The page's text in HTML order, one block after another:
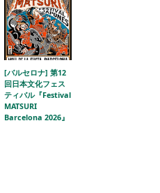
[バルセロナ] 第12
回日本文化フェス
ティバル『Festival
MATSURI
Barcelona 2026』